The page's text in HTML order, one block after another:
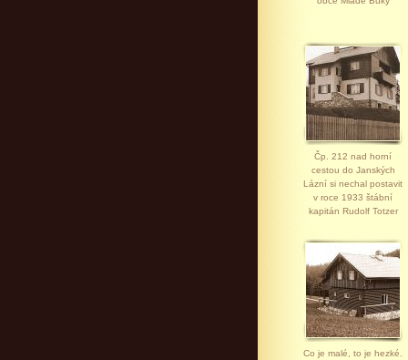
Čp. 212 nad horní
cestou do Janských
Lázní si nechal postavit
v roce 1933 štábní
kapitán Rudolf Totzer
Co je malé, to je hezké.